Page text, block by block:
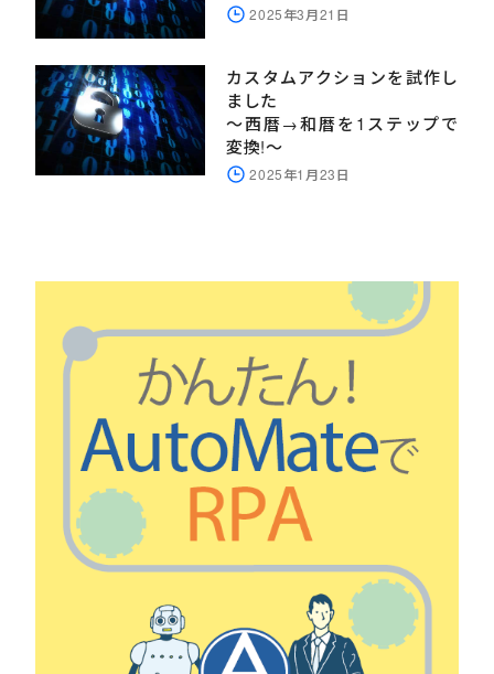
2025年3月21日
カスタムアクションを試作し
ました
～西暦→和暦を1ステップで
変換!～
2025年1月23日